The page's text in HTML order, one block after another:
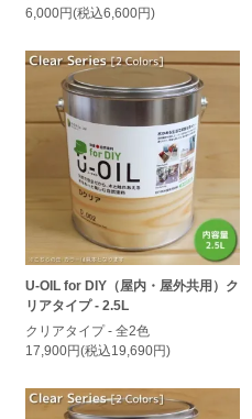
6,000円(税込6,600円)
U-OIL for DIY（屋内・屋外共用）ク
リアタイプ - 2.5L
クリアタイプ - 全2色
17,900円(税込19,690円)